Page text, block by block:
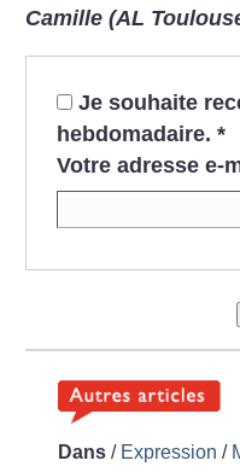
Camille (AL
Je souhaite
hebdomadaire. *
Votre adresse e-
Dans / Expression /